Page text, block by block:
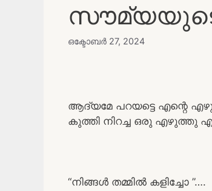
സൗമ്യയുടെ
ഒക്ടോബർ 27, 2024
ആദ്യമേ പറയട്ടെ എന്റെ
കുത്തി നിറച്ച ഒരു എഴുത്തു
“നിങ്ങൾ തമ്മിൽ കളിച്ചോ ”….